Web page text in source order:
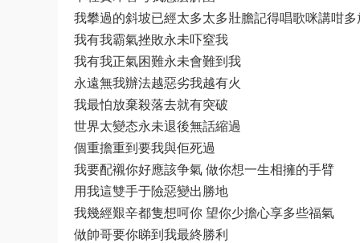
我攀過的斜坡已經太多太多壯膽記得唱歌咪講咁多
我有我霸氣挫敗永未吓窒我
我有我正氣困難永未會難到我
永遠無我辦法越惡劣我越有火
我最怕放棄殺落去就有突破
世界太變态永未退後無話縮過
個重擔重到要我與佢死過
我要配襯你好應該争氣 做你想一生相擁的手臂
用我這雙手于險惡變出勝地
我幾經艱辛都隻想呵你 望你少擔心享多些福氣
做帥哥要你睇到我最終勝利